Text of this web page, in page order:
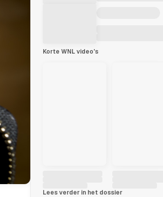
Korte WNL video's
Lees verder in het dossier